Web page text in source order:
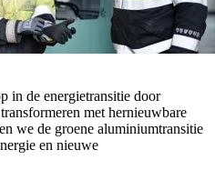
in de energietransitie door
met hernieuwbare
we de groene aluminiumtransitie
en nieuwe